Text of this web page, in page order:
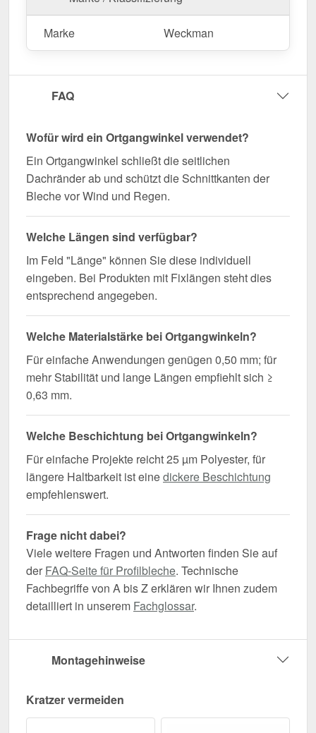
Sie jetzt und profitieren Sie von schneller Lieferung!
Wegen Sonderanfertigung vom Widerruf ausgeschlossen
Marke Weckman
FAQ
Wofür wird ein Ortgangwinkel verwendet?
Ein Ortgangwinkel schließt die seitlichen
Dachränder ab und schützt die Schnittkanten der
Bleche vor Wind und Regen.
Welche Längen sind verfügbar?
Im Feld "Länge" können Sie diese individuell
eingeben. Bei Produkten mit Fixlängen steht dies
entsprechend angegeben.
Welche Materialstärke bei Ortgangwinkeln?
Für einfache Anwendungen genügen 0,50 mm; für
mehr Stabilität und lange Längen empfiehlt sich ≥
0,63 mm.
Welche Beschichtung bei Ortgangwinkeln?
Für einfache Projekte reicht 25 µm Polyester, für
längere Haltbarkeit ist einedickere Beschichtung
empfehlenswert.
Frage nicht dabei?
Viele weitere Fragen und Antworten finden Sie auf
der FAQ-Seite für Profilbleche. Technische
Fachbegriffe von A bis Z erklären wir Ihnen zudem
detailliert in unserem Fachglossar.
Montagehinweise
Kratzer vermeiden